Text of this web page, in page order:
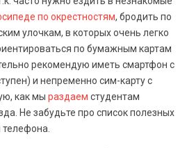
по окрестностям, бродить по
улочкам, в которых очень легко
по бумажным картам
рекомендую иметь смартфон с
и непременно сим-карту с
как мы раздаем студентам
Не забудьте про список полезных
телефона.